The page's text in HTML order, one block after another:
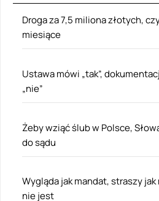
Droga za 7,5 miliona złotych,
miesiące
Ustawa mówi „tak”,
„nie”
Żeby wziąć ślub w Polsce,
do sądu
Wygląda jak mandat, straszy
nie jest